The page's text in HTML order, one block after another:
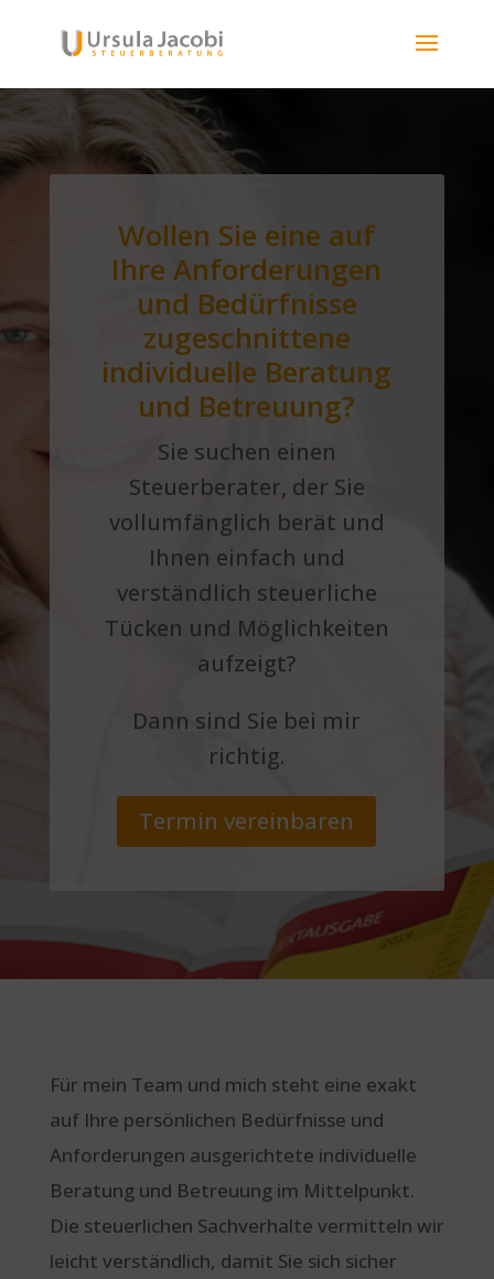
Wollen Sie eine auf
Ihre Anforderungen
und Bedürfnisse
zugeschnittene
individuelle Beratung
und Betreuung?
Sie suchen einen
Steuerberater, der Sie
vollumfänglich berät und
Ihnen einfach und
verständlich steuerliche
Tücken und Möglichkeiten
aufzeigt?
Dann sind Sie bei mir
richtig.
Termin vereinbaren
Für mein Team und mich steht eine exakt
auf Ihre persönlichen Bedürfnisse und
Anforderungen ausgerichtete individuelle
Beratung und Betreuung im Mittelpunkt.
Die steuerlichen Sachverhalte vermitteln wir
leicht verständlich, damit Sie sich sicher